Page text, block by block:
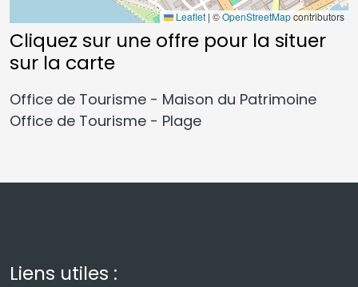
Leaflet | ©OpenStreetMapcontributors
Cliquez sur une offre pour la situer
sur la carte
Office de Tourisme - Maison du Patrimoine
Office de Tourisme - Plage
Liens utiles :